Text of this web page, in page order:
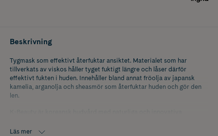
Beskrivning
Tygmask som effektivt återfuktar ansiktet. Materialet som har
tillverkats av viskos håller tyget fuktigt längre och låser därför
effektivt fukten i huden. Innehåller bland annat fröolja av japansk
kamelia, arganolja och sheasmör som återfuktar huden och gör den
len.
Läs mer